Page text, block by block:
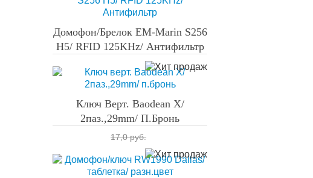
Домофон/брелок EM-Marin S256
H5/ RFID 125KHz/ Антифильтр
Ключ Верт. Baodean X/
2паз.,29mm/ П.бронь
17,0 руб.